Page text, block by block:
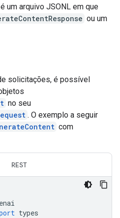
um arquivo JSONL em que
ou um
solicitações, é possível
no seu
. O exemplo a seguir
com
REST
types